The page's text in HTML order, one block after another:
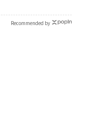
Recommended by